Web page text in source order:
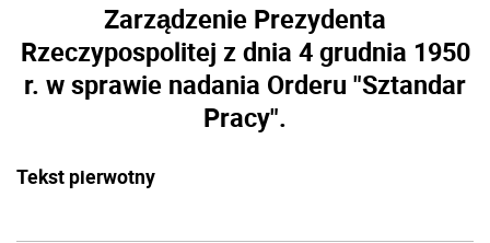
Zarządzenie Prezydenta
Rzeczypospolitej z dnia 4 grudnia 1950
r. w sprawie nadania Orderu "Sztandar
Pracy".
Tekst pierwotny